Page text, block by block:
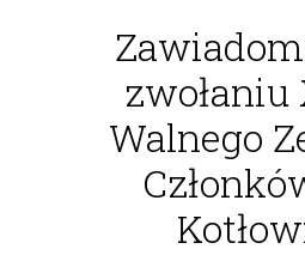
zwołaniu
Walnego